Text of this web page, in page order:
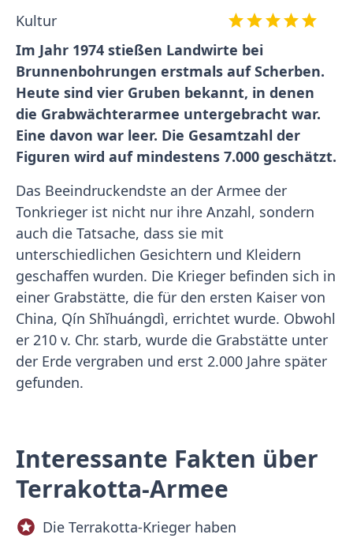
Kultur
Im Jahr 1974 stießen Landwirte bei
Brunnenbohrungen erstmals auf Scherben.
Heute sind vier Gruben bekannt, in denen
die Grabwächterarmee untergebracht war.
Eine davon war leer. Die Gesamtzahl der
Figuren wird auf mindestens 7.000 geschätzt.
Das Beeindruckendste an der Armee der
Tonkrieger ist nicht nur ihre Anzahl, sondern
auch die Tatsache, dass sie mit
unterschiedlichen Gesichtern und Kleidern
geschaffen wurden. Die Krieger befinden sich in
einer Grabstätte, die für den ersten Kaiser von
China, Qín Shǐhuángdì, errichtet wurde. Obwohl
er 210 v. Chr. starb, wurde die Grabstätte unter
der Erde vergraben und erst 2.000 Jahre später
gefunden.
Interessante Fakten über
Terrakotta-Armee
Die Terrakotta-Krieger haben